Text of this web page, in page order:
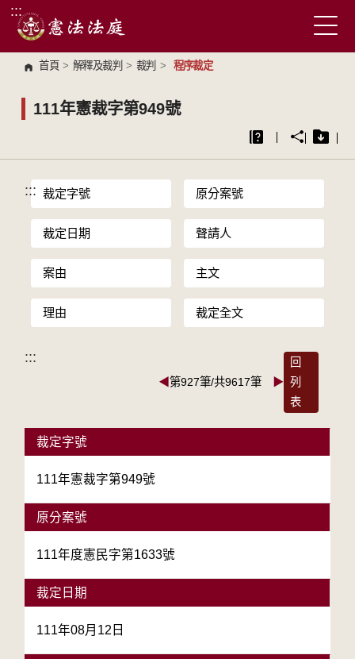
跳到主要內容區塊
:::
首頁 > 解釋及裁判 > 裁判 > 程序裁定
111年憲裁字第949號
::: 裁定字號 原分案號
裁定日期 聲請人
案由 主文
理由 裁定全文
:::
◀第927筆/共9617筆 ▶
回
列
表
裁定字號
111年憲裁字第949號
原分案號
111年度憲民字第1633號
裁定日期
111年08月12日